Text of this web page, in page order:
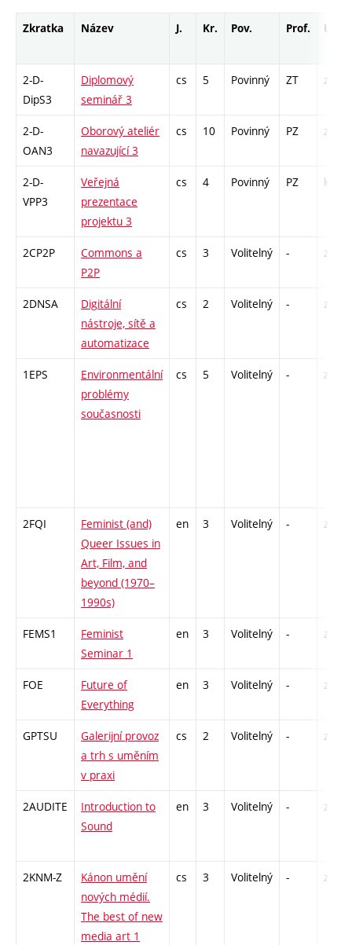
Zkratka Název J. Kr. Pov. Prof. Uk.
2-D-
DipS3
Diplomový
seminář 3
cs 5 Povinný ZT zá
2-D-
OAN3
Oborový ateliér
navazující 3
cs 10 Povinný PZ zá
2-D-
VPP3
Veřejná
prezentace
projektu 3
cs 4 Povinný PZ kol
2CP2P
Commons a
P2P
cs 3 Volitelný - zá
2DNSA
Digitální
nástroje, sítě a
automatizace
cs 2 Volitelný - zá
1EPS
Environmentální
problémy
současnosti
cs 5 Volitelný - zk
2FQI
Feminist (and)
Queer Issues in
Art, Film, and
beyond (1970–
1990s)
en 3 Volitelný - zá
FEMS1
Feminist
Seminar 1
en 3 Volitelný - zá
FOE
Future of
Everything
en 3 Volitelný - zá
GPTSU
Galerijní provoz
a trh s uměním
v praxi
cs 2 Volitelný - zá
2AUDITE
Introduction to
Sound
en 3 Volitelný - zá
2KNM-Z
Kánon umění
nových médií.
The best of new
media art 1
cs 3 Volitelný - zk